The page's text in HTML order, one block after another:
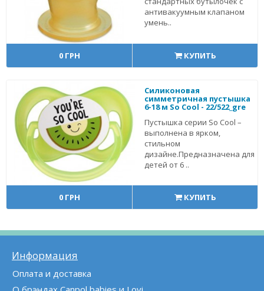
антивакуумным клапаном
умень..
0 ГРН КУПИТЬ
Силиконовая
симметричная пустышка
6-18 м So Cool - 22/522_gre
Пустышка серии So Cool –
выполнена в ярком,
стильном
дизайне.Предназначена для
детей от 6 ..
0 ГРН КУПИТЬ
Информация
Оплата и доставка